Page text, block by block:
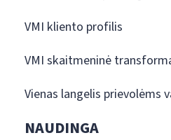
VMI kliento profilis
VMI skaitmeninė
Vienas langelis prievolėms
NAUDINGA